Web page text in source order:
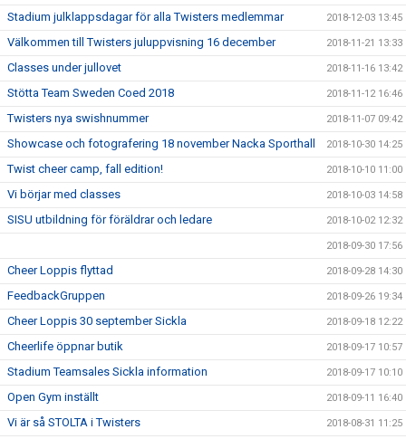
Stadium julklappsdagar för alla Twisters medlemmar 2018-12-03 13:45
Välkommen till Twisters juluppvisning 16 december 2018-11-21 13:33
Classes under jullovet 2018-11-16 13:42
Stötta Team Sweden Coed 2018 2018-11-12 16:46
Twisters nya swishnummer 2018-11-07 09:42
Showcase och fotografering 18 november Nacka Sporthall 2018-10-30 14:25
Twist cheer camp, fall edition! 2018-10-10 11:00
Vi börjar med classes 2018-10-03 14:58
SISU utbildning för föräldrar och ledare 2018-10-02 12:32
2018-09-30 17:56
Cheer Loppis flyttad 2018-09-28 14:30
FeedbackGruppen 2018-09-26 19:34
Cheer Loppis 30 september Sickla 2018-09-18 12:22
Cheerlife öppnar butik 2018-09-17 10:57
Stadium Teamsales Sickla information 2018-09-17 10:10
Open Gym inställt 2018-09-11 16:40
Vi är så STOLTA i Twisters 2018-08-31 11:25